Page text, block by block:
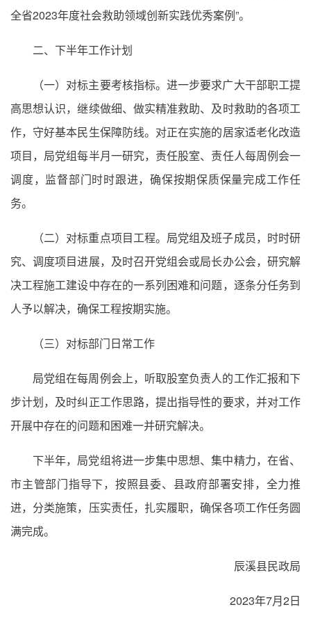
全省2023年度社会救助领域创新实践优秀案例”。
二、下半年工作计划
（一）对标主要考核指标。进一步要求广大干部职工提
高思想认识，继续做细、做实精准救助、及时救助的各项工
作，守好基本民生保障防线。对正在实施的居家适老化改造
项目，局党组每半月一研究，责任股室、责任人每周例会一
调度，监督部门时时跟进，确保按期保质保量完成工作任
务。
（二）对标重点项目工程。局党组及班子成员，时时研
究、调度项目进展，及时召开党组会或局长办公会，研究解
决工程施工建设中存在的一系列困难和问题，逐条分任务到
人予以解决，确保工程按期实施。
（三）对标部门日常工作
局党组在每周例会上，听取股室负责人的工作汇报和下
步计划，及时纠正工作思路，提出指导性的要求，并对工作
开展中存在的问题和困难一并研究解决。
下半年，局党组将进一步集中思想、集中精力，在省、
市主管部门指导下，按照县委、县政府部署安排，全力推
进，分类施策，压实责任，扎实履职，确保各项工作任务圆
满完成。
辰溪县民政局
2023年7月2日